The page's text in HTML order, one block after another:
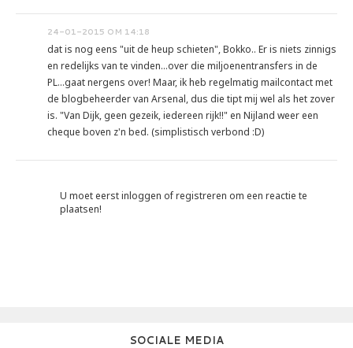
24-01-2015 OM 14:18
dat is nog eens "uit de heup schieten", Bokko.. Er is niets zinnigs
en redelijks van te vinden...over die miljoenentransfers in de
PL...gaat nergens over! Maar, ik heb regelmatig mailcontact met
de blogbeheerder van Arsenal, dus die tipt mij wel als het zover
is. "Van Dijk, geen gezeik, iedereen rijk!!" en Nijland weer een
cheque boven z'n bed. (simplistisch verbond :D)
U moet eerst inloggen of registreren om een reactie te
plaatsen!
SOCIALE MEDIA